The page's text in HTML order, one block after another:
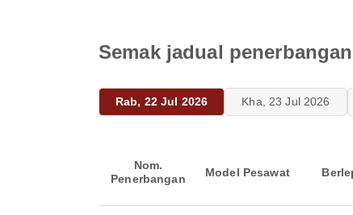
Semak jadual
Rab, 22 Jul 2026 Kha, 23 Jul 2026
Nom.
Penerbangan
Model Pesawat